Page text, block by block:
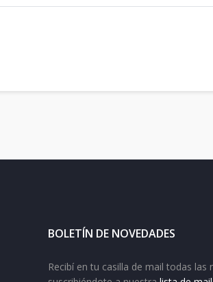
BOLETÍN DE NOVEDADES
Recibí en tu casilla de mail todas